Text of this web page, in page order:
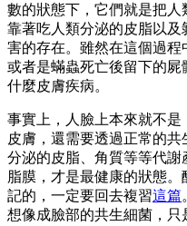
數的狀態下，它們就是把人
靠著吃人類分泌的皮脂以
害的存在。雖然在這個過
或者是蟎蟲死亡後留下的
什麼皮膚疾病。
事實上，人臉上本來就不
皮膚，還需要透過正常的
分泌的皮脂、角質等等代
脂膜，才是最健康的狀態
記的，一定要回去複習這篇
想像成臉部的共生細菌，只